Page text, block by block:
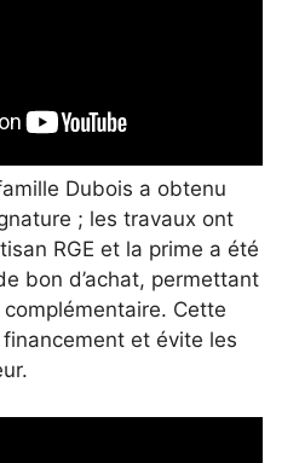
Dubois a obtenu
; les travaux ont
RGE et la prime a été
bon d’achat, permettant
Cette
et évite les